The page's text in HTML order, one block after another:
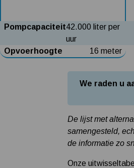
Pompcapaciteit42.000 liter per
uur
Opvoerhoogte 16 meter
We raden u
De lijst met
samengesteld,
de informatie zo
Onze